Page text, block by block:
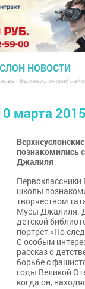
НОВОСТИ
- Верхнеуслонский
марта 2015
познакомились
Джалиля
Первоклассники
школы
творчеством
Мусы Джалиля.
детской
портрет «По
С особым
рассказ о
борьбе с
годы Великой
когда он,